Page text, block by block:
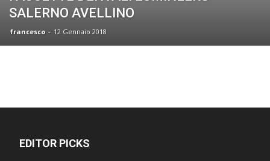
SALERNO AVELLINO
francesco - 12 Gennaio 2018
EDITOR PICKS